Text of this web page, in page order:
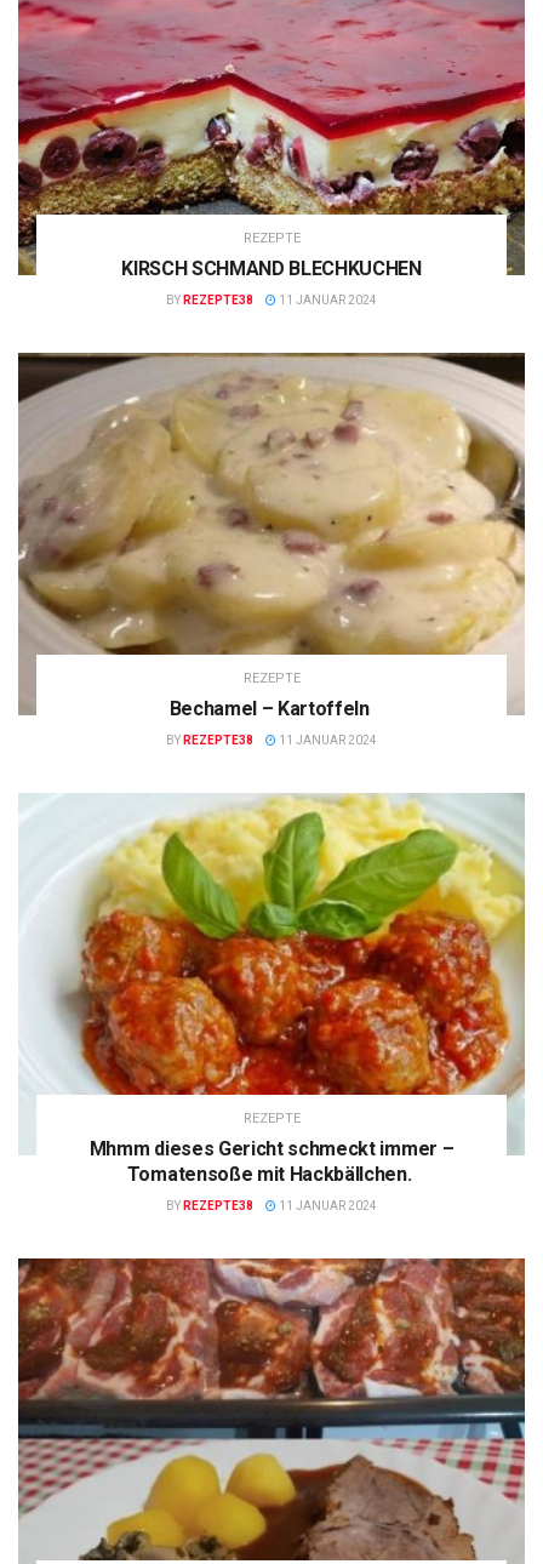
REZEPTE
KIRSCH SCHMAND BLECHKUCHEN
BY REZEPTE38 11 JANUAR 2024
REZEPTE
Bechamel – Kartoffeln
BY REZEPTE38 11 JANUAR 2024
REZEPTE
Mhmm dieses Gericht schmeckt immer –
Tomatensoße mit Hackbällchen.
BY REZEPTE38 11 JANUAR 2024